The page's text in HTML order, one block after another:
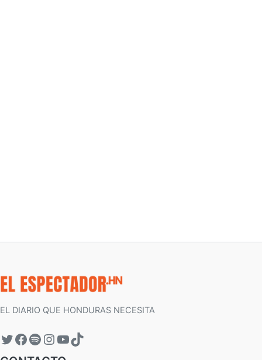
EL DIARIO QUE HONDURAS NECESITA